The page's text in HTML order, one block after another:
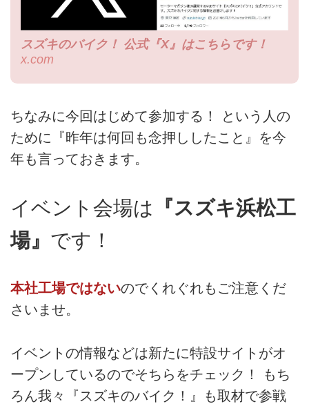
スズキのバイク！ 公式『X』はこちらです！
x.com
ちなみに今回はじめて参加する！ という人の
ために『昨年は何回も念押ししたこと』を今
年も言っておきます。
イベント会場は 『スズキ浜松工
場』 です！
本社工場ではないのでくれぐれもご注意くだ
さいませ。
イベントの情報などは新たに特設サイトがオ
ープンしているのでそちらをチェック！ もち
ろん我々『スズキのバイク！』も取材で参戦